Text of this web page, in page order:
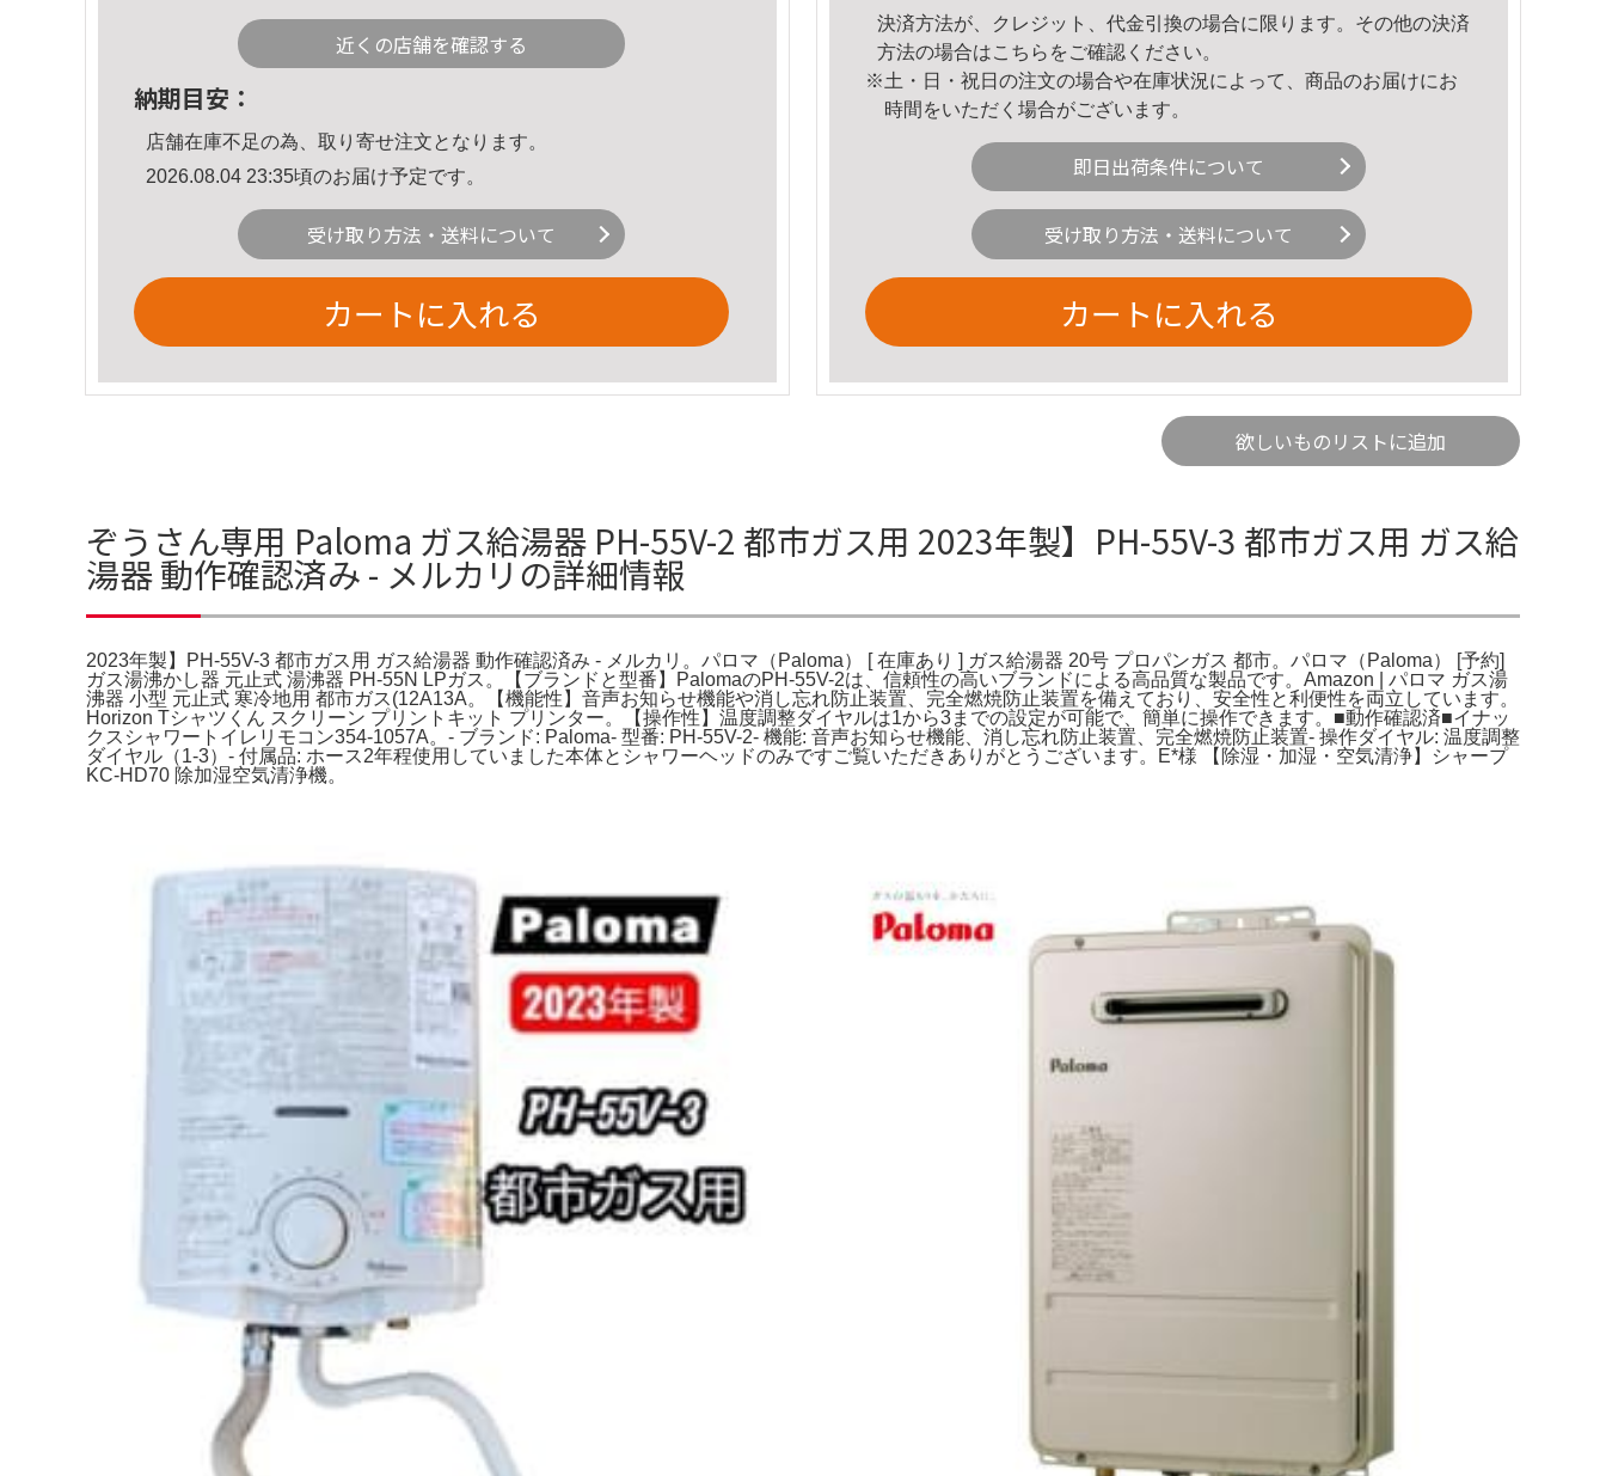
近くの店舗を確認する
納期目安：
店舗在庫不足の為、取り寄せ注文となります。
2026.08.04 23:35頃のお届け予定です。
受け取り方法・送料について
カートに入れる
決済方法が、クレジット、代金引換の場合に限ります。その他の決済
方法の場合はこちら をご確認ください。
※土・日・祝日の注文の場合や在庫状況によって、商品のお届けにお
時間をいただく場合がございます。
即日出荷条件について
受け取り方法・送料について
カートに入れる
欲しいものリストに追加
ぞうさん専用 Paloma ガス給湯器 PH-55V-2 都市ガス用 2023年製】PH-55V-3 都市ガス用 ガス給
湯器 動作確認済み - メルカリの詳細情報
2023年製】PH-55V-3 都市ガス用 ガス給湯器 動作確認済み - メルカリ。パロマ（Paloma） [ 在庫あり ] ガス給湯器 20号 プロパンガス 都市。パロマ（Paloma） [予約]
ガス湯沸かし器 元止式 湯沸器 PH-55N LPガス。【ブランドと型番】PalomaのPH-55V-2は、信頼性の高いブランドによる高品質な製品です。Amazon | パロマ ガス湯
沸器 小型 元止式 寒冷地用 都市ガス(12A13A。【機能性】音声お知らせ機能や消し忘れ防止装置、完全燃焼防止装置を備えており、安全性と利便性を両立しています。
Horizon Tシャツくん スクリーン プリントキット プリンター。【操作性】温度調整ダイヤルは1から3までの設定が可能で、簡単に操作できます。■動作確認済■イナッ
クスシャワートイレリモコン354-1057A。- ブランド: Paloma- 型番: PH-55V-2- 機能: 音声お知らせ機能、消し忘れ防止装置、完全燃焼防止装置- 操作ダイヤル: 温度調整
ダイヤル（1-3）- 付属品: ホース2年程使用していました本体とシャワーヘッドのみですご覧いただきありがとうございます。E*️様 【除湿・加湿・空気清浄】シャープ
KC-HD70 除加湿空気清浄機。